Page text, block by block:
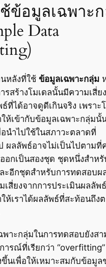
ข้อมูลเฉพาะ
Data
หลังที่ใช้ ข้อมูลเฉพาะกลุ่ม
สร้างโมเดลนั้นมีความเสี่ย
ที่ได้อาจดูดีเกินจริง เพราะ
ห้เข้ากับข้อมูลเฉพาะกลุ่มนั้
นำไปใช้ในสภาวะตลาดที่
ผลลัพธ์อาจไม่เป็นไปตามที่
อกเป็นสองชุด ชุดหนึ่งสำหรั
ะอีกชุดสำหรับการทดสอบผ
เสี่ยงจากการประเมินผลลัพ
ห้เราได้ผลลัพธ์ที่สะท้อนถึง
พาะกลุ่มในการทดสอบยังสา
ารณ์ที่เรียกว่า
ขึ้นเพื่อให้เหมาะสมกับข้อมู